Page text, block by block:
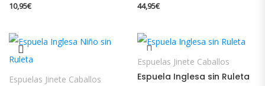
10,95€ 44,95€
Espuelas Jinete Caballos
Espuelas Jinete Caballos
Espuela Inglesa sin Ruleta